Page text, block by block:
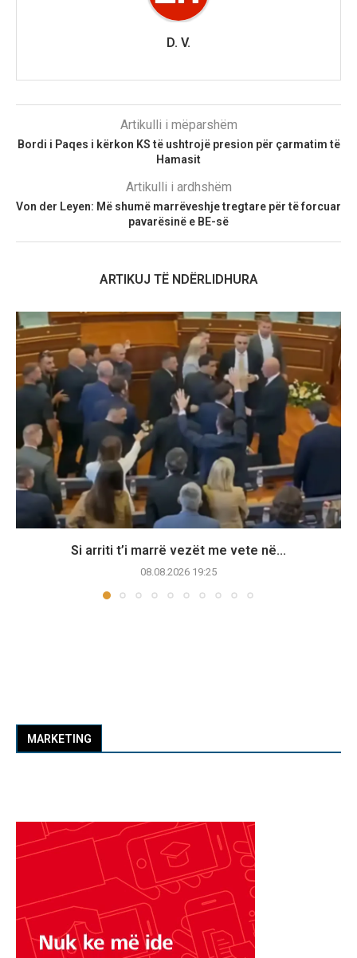
D. V.
Artikulli i mëparshëm
Bordi i Paqes i kërkon KS të ushtrojë presion për çarmatim të
Hamasit
Artikulli i ardhshëm
Von der Leyen: Më shumë marrëveshje tregtare për të forcuar
pavarësinë e BE-së
ARTIKUJ TË NDËRLIDHURA
Si arriti t’i marrë vezët me vete në...
08.08.2026 19:25
MARKETING